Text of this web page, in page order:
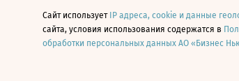
Сайт использует IP адреса, cookie и данные
сайта, условия использования содержатся в
обработки персональных данных АО «Бизнес